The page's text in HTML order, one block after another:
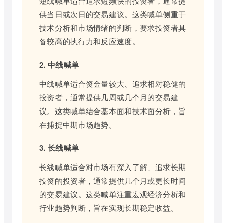
供当日或次日的交易建议。这类喊单侧重于
技术分析和市场情绪的判断，要求投资者具
备较高的执行力和反应速度。
2. 中线喊单
中线喊单适合资金量较大、追求相对稳健的
投资者，通常提供几周或几个月的交易建
议。这类喊单结合基本面和技术面分析，旨
在捕捉中期市场趋势。
3. 长线喊单
长线喊单适合对市场有深入了解、追求长期
投资的投资者，通常提供几个月或更长时间
的交易建议。这类喊单注重宏观经济分析和
行业趋势判断，旨在实现长期稳定收益。